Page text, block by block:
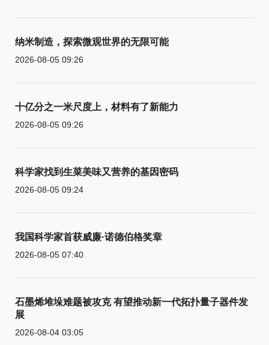
纳米制造，探索微观世界的无限可能
2026-08-05 09:26
十亿分之一米尺度上，材料有了新能力
2026-08-05 09:26
科学家找到生菜美味又营养的基因密码
2026-08-05 09:24
我国科学家首获威廉·诺德伯格奖章
2026-08-05 07:40
石墨烯堆垛难题被攻克 有望推动新一代拓扑量子器件发
展
2026-08-04 03:05